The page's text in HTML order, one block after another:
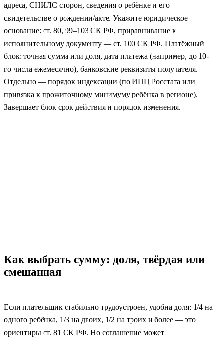
адреса, СНИЛС сторон, сведения о ребёнке и его
свидетельстве о рождении/акте. Укажите юридическое
основание: ст. 80, 99–103 СК РФ, приравнивание к
исполнительному документу — ст. 100 СК РФ. Платёжный
блок: точная сумма или доля, дата платежа (например, до 10-
го числа ежемесячно), банковские реквизиты получателя.
Отдельно — порядок индексации (по ИПЦ Росстата или
привязка к прожиточному минимуму ребёнка в регионе).
Завершает блок срок действия и порядок изменения.
Как выбрать сумму: доля, твёрдая или
смешанная
Если плательщик стабильно трудоустроен, удобна доля: 1/4 на
одного ребёнка, 1/3 на двоих, 1/2 на троих и более — это
ориентиры ст. 81 СК РФ. Но соглашение может